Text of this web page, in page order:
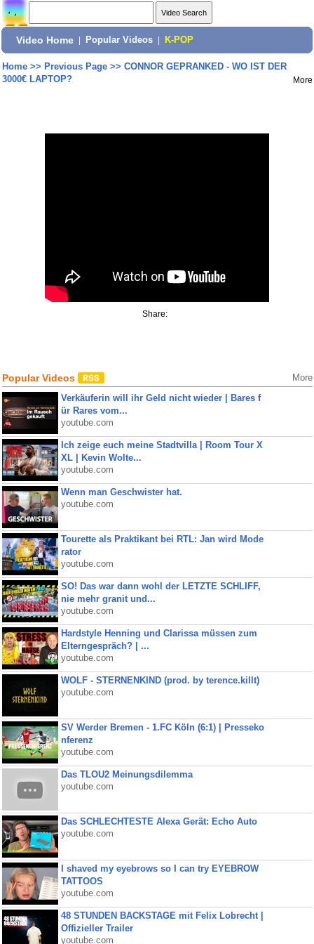
Video Home Popular Videos K-POP
Home>> Previous Page>> CONNOR GEPRANKED - WO IST DER
3000€ LAPTOP?
More
Share:
Popular Videos More
Verkäuferin will ihr Geld nicht wieder | Bares f
ür Rares vom...
youtube.com
Ich zeige euch meine Stadtvilla | Room Tour X
XL | Kevin Wolte...
youtube.com
Wenn man Geschwister hat.
youtube.com
Tourette als Praktikant bei RTL: Jan wird Mode
rator
youtube.com
SO! Das war dann wohl der LETZTE SCHLIFF,
nie mehr granit und...
youtube.com
Hardstyle Henning und Clarissa müssen zum
Elterngespräch? | ...
youtube.com
WOLF - STERNENKIND (prod. by terence.killt)
youtube.com
SV Werder Bremen - 1.FC Köln (6:1) | Presseko
nferenz
youtube.com
Das TLOU2 Meinungsdilemma
youtube.com
Das SCHLECHTESTE Alexa Gerät: Echo Auto
youtube.com
I shaved my eyebrows so I can try EYEBROW
TATTOOS
youtube.com
48 STUNDEN BACKSTAGE mit Felix Lobrecht |
Offizieller Trailer
youtube.com